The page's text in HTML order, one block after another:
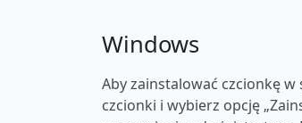
Windows
Aby zainstalować czcionkę
czcionki i wybierz opcję